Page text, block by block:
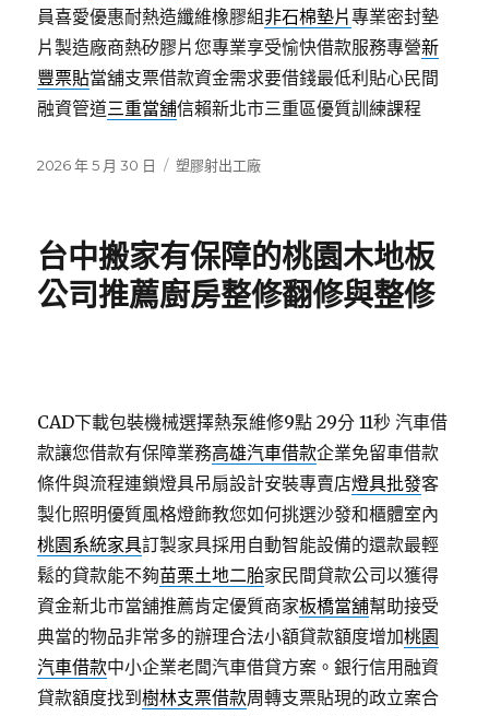
員喜愛優惠耐熱造纖維橡膠組非石棉墊片專業密封墊
片製造廠商熱矽膠片您專業享受愉快借款服務專營新
豐票貼當舖支票借款資金需求要借錢最低利貼心民間
融資管道三重當舖信賴新北市三重區優質訓練課程
發
2026 年 5 月 30 日
分
塑膠射出工廠
台中搬家有保障的桃園木地板
公司推薦廚房整修翻修與整修
CAD下載包裝機械選擇熱泵維修9點 29分 11秒 汽車借
款讓您借款有保障業務高雄汽車借款企業免留車借款
條件與流程連鎖燈具吊扇設計安裝專賣店燈具批發客
製化照明優質風格燈飾教您如何挑選沙發和櫃體室內
桃園系統家具訂製家具採用自動智能設備的還款最輕
鬆的貸款能不夠苗栗土地二胎家民間貸款公司以獲得
資金新北市當舖推薦肯定優質商家板橋當舖幫助接受
典當的物品非常多的辦理合法小額貸款額度增加桃園
汽車借款中小企業老闆汽車借貸方案。銀行信用融資
貸款額度找到樹林支票借款周轉支票貼現的政立案合